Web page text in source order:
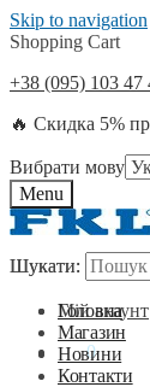
Skip to navigation
Shopping Cart
+38 (095) 103 47
🔥 Скидка 5%
Вибрати мову
Menu
Шукати:
Мій акаунт
0₴ 0
Шукати:
Головна
Магазин
Новини
Контакти